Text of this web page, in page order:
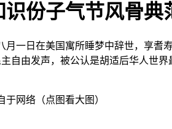
份子气节风骨典
月一日在美国寓所睡梦中辞世，享
自由发声，被公认是胡适后华人世界
网络（点图看大图）